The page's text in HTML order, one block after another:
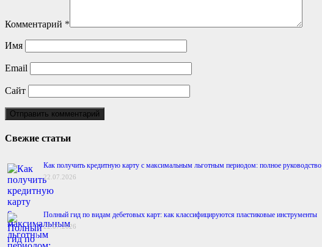
Комментарий *
Имя
Email
Сайт
Свежие статьи
Как получить кредитную карту с максимальным льготным периодом: полное руководство
22.07.2026
Полный гид по видам дебетовых карт: как классифицируются пластиковые инструменты
22.07.2026